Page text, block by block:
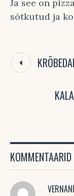
Ja see on
sõtkutud ja